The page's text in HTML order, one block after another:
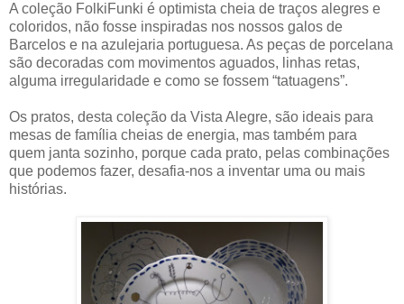
A coleção FolkiFunki é optimista cheia de traços alegres e
coloridos, não fosse inspiradas nos nossos galos de
Barcelos e na azulejaria portuguesa. As peças de porcelana
são decoradas com movimentos aguados, linhas retas,
alguma irregularidade e como se fossem “tatuagens”.
Os pratos, desta coleção da Vista Alegre, são ideais para
mesas de família cheias de energia, mas também para
quem janta sozinho, porque cada prato, pelas combinações
que podemos fazer, desafia-nos a inventar uma ou mais
histórias.